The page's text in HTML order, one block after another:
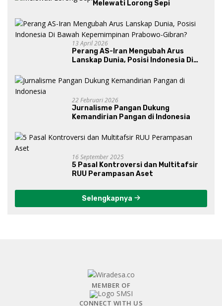
Melewati Lorong Sepi
13 April 2026
Perang AS-Iran Mengubah Arus
Lanskap Dunia, Posisi Indonesia Di
Gibran?
22 Februari 2026
Jurnalisme Pangan Dukung
Kemandirian Pangan di Indonesia
16 September 2025
5 Pasal Kontroversi dan Multitafsir
RUU Perampasan Aset
Selengkapnya
MEMBER OF
CONNECT WITH US